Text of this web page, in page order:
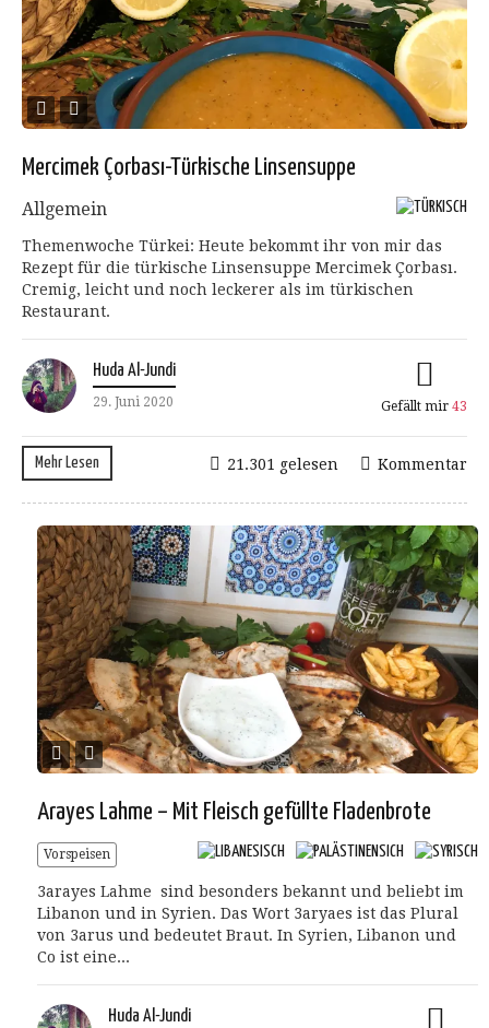
Mercimek Çorbası-Türkische Linsensuppe
Allgemein
Themenwoche Türkei: Heute bekommt ihr von mir das
Rezept für die türkische Linsensuppe Mercimek Çorbası.
Cremig, leicht und noch leckerer als im türkischen
Restaurant.
Huda Al-Jundi
29. Juni 2020 Gefällt mir 43
Mehr Lesen Kommentar
21.301 gelesen
Arayes Lahme – Mit Fleisch gefüllte Fladenbrote
Vorspeisen
3arayes Lahme sind besonders bekannt und beliebt im
Libanon und in Syrien. Das Wort 3aryaes ist das Plural
von 3arus und bedeutet Braut. In Syrien, Libanon und
Co ist eine...
Huda Al-Jundi